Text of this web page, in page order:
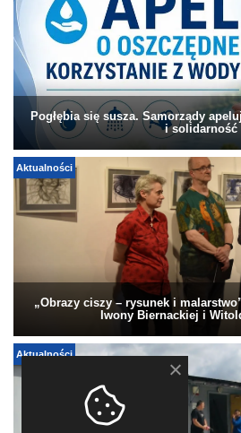
Pogłębia się susza. Samorządy
i solidarność
Aktualności
„Obrazy ciszy – rysunek i
Iwony Biernackiej i
Aktualności